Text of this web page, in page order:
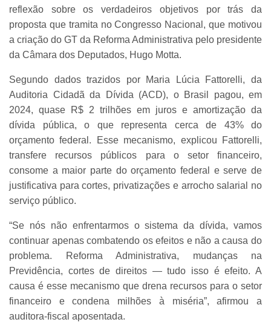
reflexão sobre os verdadeiros objetivos por trás da
proposta que tramita no Congresso Nacional, que motivou
a criação do GT da Reforma Administrativa pelo presidente
da Câmara dos Deputados, Hugo Motta.
Segundo dados trazidos por Maria Lúcia Fattorelli, da
Auditoria Cidadã da Dívida (ACD), o Brasil pagou, em
2024, quase R$ 2 trilhões em juros e amortização da
dívida pública, o que representa cerca de 43% do
orçamento federal. Esse mecanismo, explicou Fattorelli,
transfere recursos públicos para o setor financeiro,
consome a maior parte do orçamento federal e serve de
justificativa para cortes, privatizações e arrocho salarial no
serviço público.
“Se nós não enfrentarmos o sistema da dívida, vamos
continuar apenas combatendo os efeitos e não a causa do
problema. Reforma Administrativa, mudanças na
Previdência, cortes de direitos — tudo isso é efeito. A
causa é esse mecanismo que drena recursos para o setor
financeiro e condena milhões à miséria”, afirmou a
auditora-fiscal aposentada.